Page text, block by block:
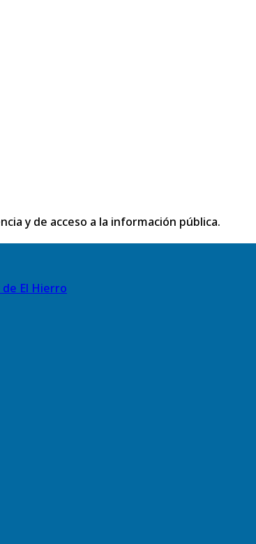
y de acceso a la información pública.
El Hierro